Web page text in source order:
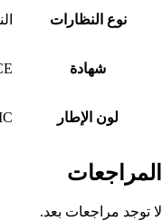
نوع النظارات
شهادة
لون الإطار
المراجعات
لا توجد مراجعات بعد.